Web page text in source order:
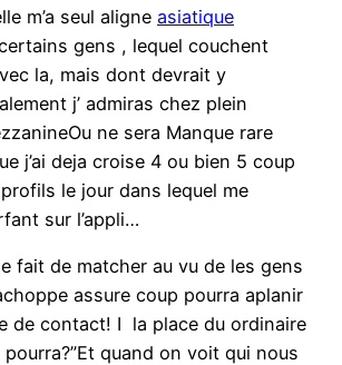
m’a seul aligne asiatique
gens , lequel couchent
la, mais dont devrait y
j’ admiras chez plein
ne sera Manque rare
j’ai deja croise 4 ou bien 5 coup
le jour dans lequel me
sur l’appli…
fait de matcher au vu de les gens
assure coup pourra aplanir
de contact! I la place du ordinaire
pourra?”Et quand on voit qui nous